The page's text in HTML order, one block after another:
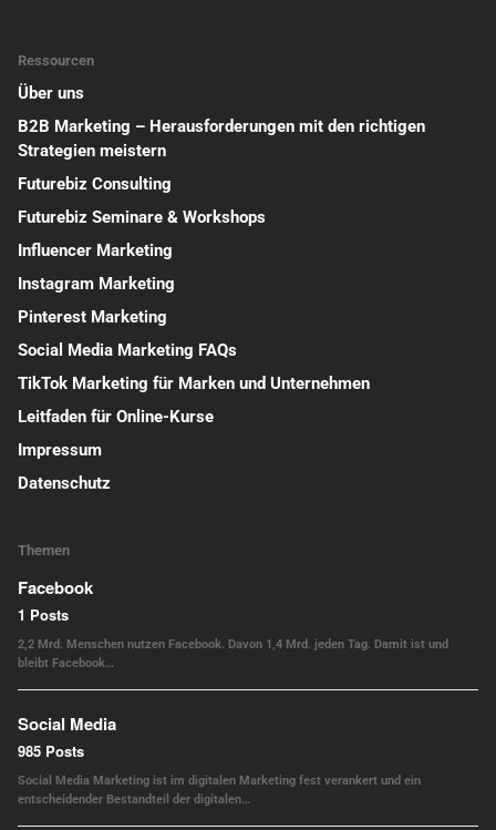
Ressourcen
Über uns
B2B Marketing – Herausforderungen mit den richtigen
Strategien meistern
Futurebiz Consulting
Futurebiz Seminare & Workshops
Influencer Marketing
Instagram Marketing
Pinterest Marketing
Social Media Marketing FAQs
TikTok Marketing für Marken und Unternehmen
Leitfaden für Online-Kurse
Impressum
Datenschutz
Themen
Facebook
1 Posts
2,2 Mrd. Menschen nutzen Facebook. Davon 1,4 Mrd. jeden Tag. Damit ist und
bleibt Facebook…
Social Media
985 Posts
Social Media Marketing ist im digitalen Marketing fest verankert und ein
entscheidender Bestandteil der digitalen…